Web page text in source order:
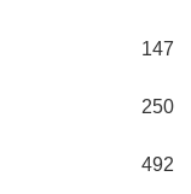
147
250
492